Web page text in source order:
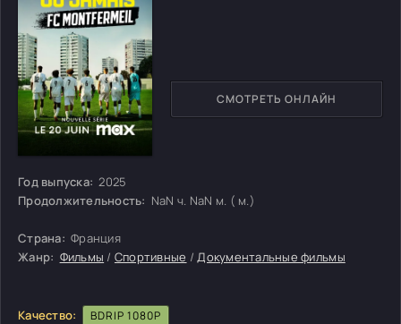
Год выпуска: 2025
Продолжительность: NaN ч. NaN м. ( м.)
Страна: Франция
Жанр: Фильмы / Спортивные /Документальные фильмы
Качество: BDRIP 1080P
СМОТРЕТЬ ОНЛАЙН